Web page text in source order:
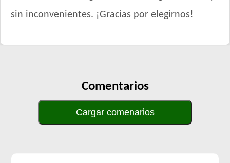
sin inconvenientes. ¡Gracias por elegirnos!
Comentarios
Cargar comenarios